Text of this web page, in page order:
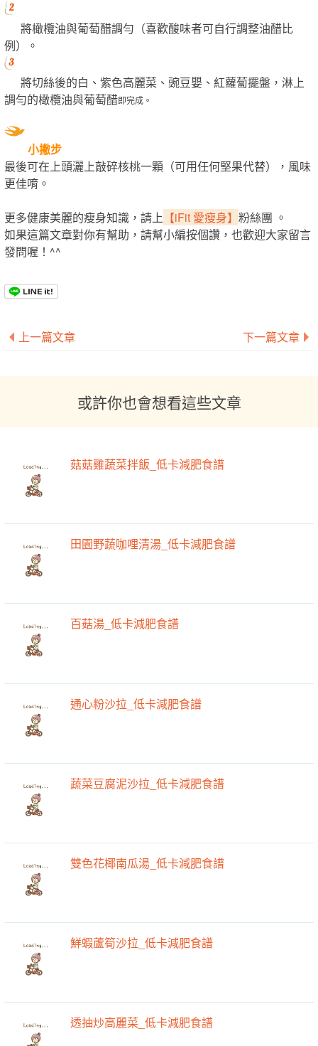
將橄欖油與葡萄醋調勻（喜歡酸味者可自行調整油醋比
例）。
將切絲後的白、紫色高麗菜、豌豆嬰、紅蘿蔔擺盤，淋上
調勻的橄欖油與葡萄醋即完成。
小撇步
最後可在上頭灑上敲碎核桃一顆（可用任何堅果代替），風味
更佳唷。
更多健康美麗的瘦身知識，請上 【iFit 愛瘦身】 粉絲團 。
如果這篇文章對你有幫助，請幫小編按個讚，也歡迎大家留言
發問喔！^^
上一篇文章 下一篇文章
或許你也會想看這些文章
菇菇雞蔬菜拌飯_低卡減肥食譜
田園野蔬咖哩清湯_低卡減肥食譜
百菇湯_低卡減肥食譜
通心粉沙拉_低卡減肥食譜
蔬菜豆腐泥沙拉_低卡減肥食譜
雙色花椰南瓜湯_低卡減肥食譜
鮮蝦蘆筍沙拉_低卡減肥食譜
透抽炒高麗菜_低卡減肥食譜